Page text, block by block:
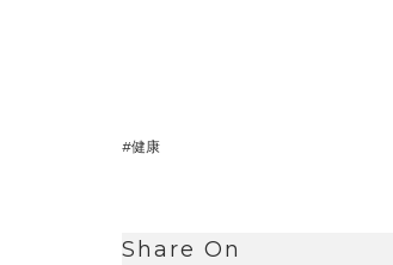
健康
Share On